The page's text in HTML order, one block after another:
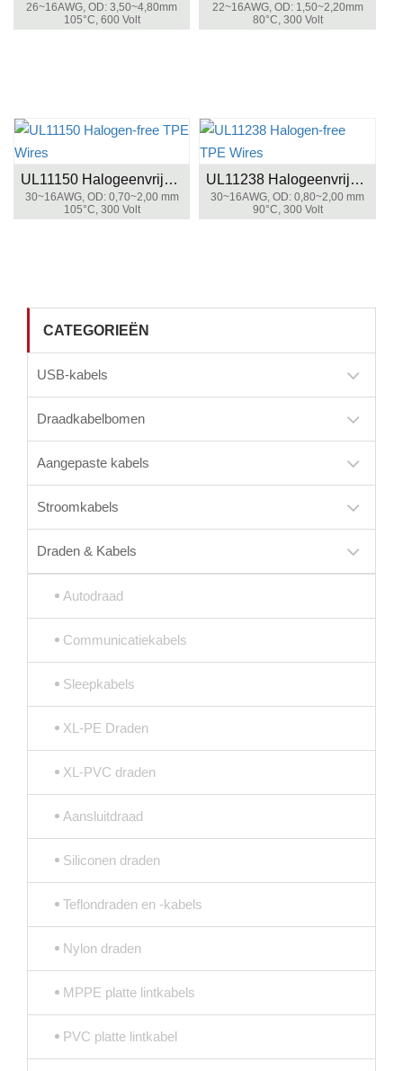
26~16AWG, OD: 3,50~4,80mm
105°C, 600 Volt
22~16AWG, OD: 1,50~2,20mm
80°C, 300 Volt
UL11150 Halogeenvrije TPE-draden
30~16AWG, OD: 0,70~2,00 mm
105°C, 300 Volt
UL11238 Halogeenvrije TPE-draden
30~16AWG, OD: 0,80~2,00 mm
90°C, 300 Volt
CATEGORIEËN
USB-kabels
Draadkabelbomen
Aangepaste kabels
Stroomkabels
Draden & Kabels
Autodraad
Communicatiekabels
Sleepkabels
XL-PE Draden
XL-PVC draden
Aansluitdraad
Siliconen draden
Teflondraden en -kabels
Nylon draden
MPPE platte lintkabels
PVC platte lintkabel